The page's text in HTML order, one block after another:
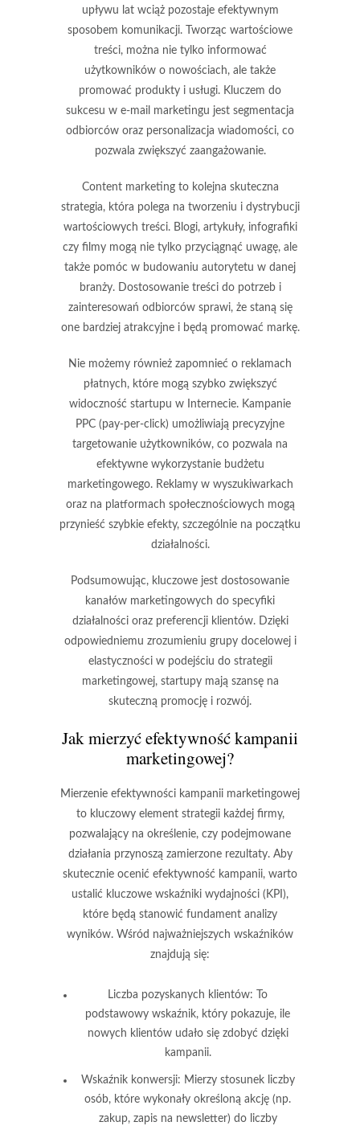
upływu lat wciąż pozostaje efektywnym
sposobem komunikacji. Tworząc wartościowe
treści, można nie tylko informować
użytkowników o nowościach, ale także
promować produkty i usługi. Kluczem do
sukcesu w e-mail marketingu jest segmentacja
odbiorców oraz personalizacja wiadomości, co
pozwala zwiększyć zaangażowanie.
Content marketingto kolejna skuteczna
strategia, która polega na tworzeniu i dystrybucji
wartościowych treści. Blogi, artykuły, infografiki
czy filmy mogą nie tylko przyciągnąć uwagę, ale
także pomóc w budowaniu autorytetu w danej
branży. Dostosowanie treści do potrzeb i
zainteresowań odbiorców sprawi, że staną się
one bardziej atrakcyjne i będą promować markę.
Nie możemy również zapomnieć o reklamach
płatnych, które mogą szybko zwiększyć
widoczność startupu w Internecie. Kampanie
PPC (pay-per-click) umożliwiają precyzyjne
targetowanie użytkowników, co pozwala na
efektywne wykorzystanie budżetu
marketingowego. Reklamy w wyszukiwarkach
oraz na platformach społecznościowych mogą
przynieść szybkie efekty, szczególnie na początku
działalności.
Podsumowując, kluczowe jest dostosowanie
kanałów marketingowych do specyfiki
działalności oraz preferencji klientów. Dzięki
odpowiedniemu zrozumieniu grupy docelowej i
elastyczności w podejściu do strategii
marketingowej, startupy mają szansę na
skuteczną promocję i rozwój.
Jak mierzyć efektywność kampanii
marketingowej?
Mierzenie efektywności kampanii marketingowej
to kluczowy element strategii każdej firmy,
pozwalający na określenie, czy podejmowane
działania przynoszą zamierzone rezultaty. Aby
skutecznie ocenić efektywność kampanii, warto
ustalić kluczowe wskaźniki wydajności (KPI),
które będą stanowić fundament analizy
wyników. Wśród najważniejszych wskaźników
znajdują się:
Liczba pozyskanych klientów: To
podstawowy wskaźnik, który pokazuje, ile
nowych klientów udało się zdobyć dzięki
kampanii.
Wskaźnik konwersji: Mierzy stosunek liczby
osób, które wykonały określoną akcję (np.
zakup, zapis na newsletter) do liczby